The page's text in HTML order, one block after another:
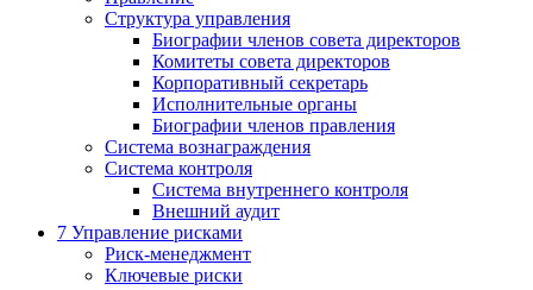
Структура управления
Биографии членов совета директоров
Комитеты совета директоров
Корпоративный секретарь
Исполнительные органы
Биографии членов правления
Система вознаграждения
Система контроля
Система внутреннего контроля
Внешний аудит
7 Управление рисками
Риск-менеджмент
Ключевые риски